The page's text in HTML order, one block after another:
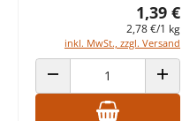
1,39 €
2,78 €/1 kg
inkl. MwSt., zzgl. Versand
ANZAHL VERRINGERN